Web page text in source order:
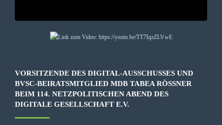
VORSITZENDE DES DIGITAL-AUSSCHUSSES UND
BVSC-BEIRATSMITGLIED MDB TABEA RÖSSNER B
EIM 114. NETZPOLITISCHEN ABEND DES D
IGITALE GESELLSCHAFT E.V.